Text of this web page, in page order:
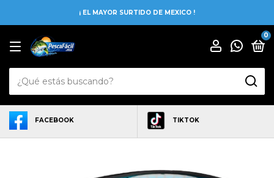
¡ EL MAYOR SURTIDO DE MEXICO !
0
FACEBOOK TIKTOK